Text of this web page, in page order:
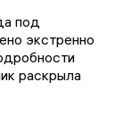
под
экстренно
раскрыла